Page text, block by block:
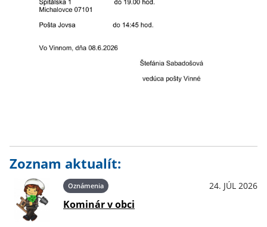
Zoznam aktualít:
Oznámenia 24. JÚL 2026
Kominár v obci